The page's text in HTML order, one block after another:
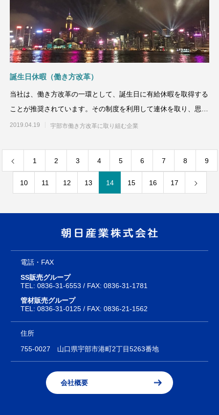
誕生日休暇（働き方改革）
当社は、働き方改革の一環として、誕生日に有給休暇を取得する
ことが推奨されています。その制度を利用して連休を取り、思い
切って日本を飛
2019.04.19 宇部市働き方改革に取り組む企業
1 2 3 4 5 6 7 8 9
10 11 12 13 14 15 16 17
電話・FAX
SS販売グループ
TEL:0836-31-6553 / FAX: 0836-31-1781
管材販売グループ
TEL:0836-31-0125 / FAX: 0836-21-1562
住所
755-0027 山口県宇部市港町2丁目5263番地
会社概要